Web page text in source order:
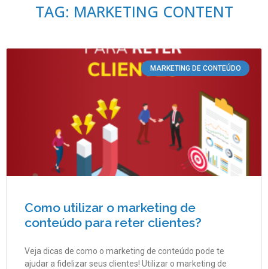
TAG: MARKETING CONTENT
MARKETING DE CONTEÚDO
Como utilizar o marketing de
conteúdo para reter clientes?
Veja dicas de como o marketing de conteúdo pode te
ajudar a fidelizar seus clientes! Utilizar o marketing de